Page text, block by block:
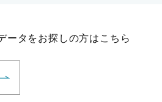
ータをお探しの方はこちら